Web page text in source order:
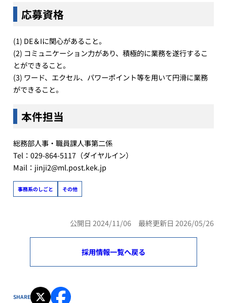
応募資格
(1) DE＆Iに関心があること。
(2) コミュニケーション力があり、積極的に業務を遂行するこ
とができること。
(3) ワード、エクセル、パワーポイント等を用いて円滑に業務
ができること。
本件担当
総務部人事・職員課人事第二係
Tel：029-864-5117（ダイヤルイン）
Mail：jinji2@ml.post.kek.jp
事務系のしごと その他
公開日 2024/11/06 最終更新日 2026/05/26
採用情報一覧へ戻る
SHARE